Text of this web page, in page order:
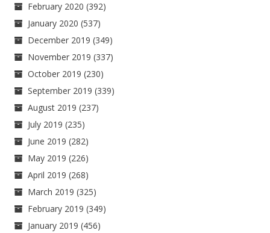
February 2020 (392)
January 2020 (537)
December 2019 (349)
November 2019 (337)
October 2019 (230)
September 2019 (339)
August 2019 (237)
July 2019 (235)
June 2019 (282)
May 2019 (226)
April 2019 (268)
March 2019 (325)
February 2019 (349)
January 2019 (456)